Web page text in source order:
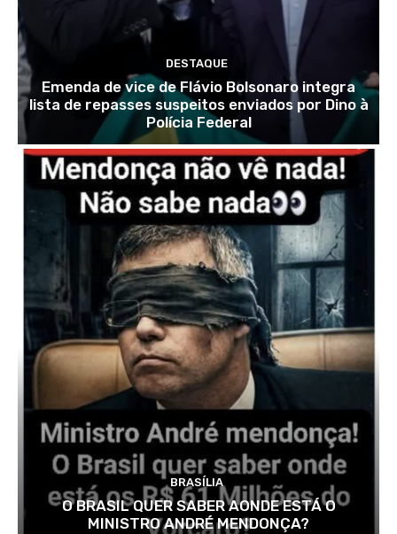
DESTAQUE
Emenda de vice de Flávio Bolsonaro integra
lista de repasses suspeitos enviados por Dino à
Polícia Federal
BRASÍLIA
O BRASIL QUER SABER AONDE ESTÁ O
MINISTRO ANDRÉ MENDONÇA?